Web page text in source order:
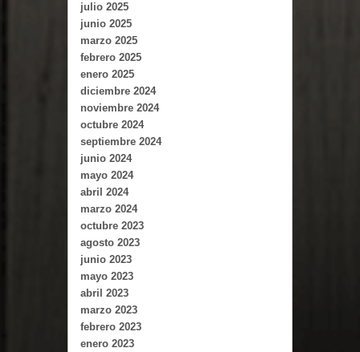
julio 2025
junio 2025
marzo 2025
febrero 2025
enero 2025
diciembre 2024
noviembre 2024
octubre 2024
septiembre 2024
junio 2024
mayo 2024
abril 2024
marzo 2024
octubre 2023
agosto 2023
junio 2023
mayo 2023
abril 2023
marzo 2023
febrero 2023
enero 2023